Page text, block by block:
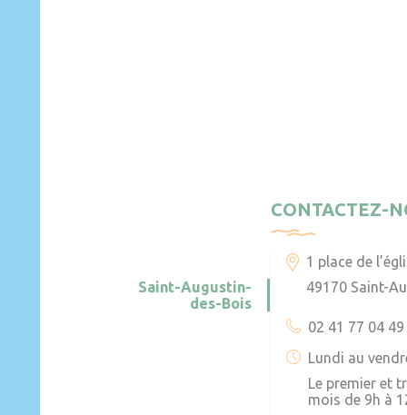
CONTACTEZ-
Saint-Augustin-
des-Bois
1 place de
49170 Saint-
02 41 77 04 49
Lundi au
Le premier et
mois de 9h à